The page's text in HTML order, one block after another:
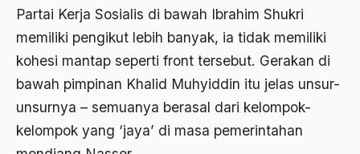
Partai Kerja Sosialis di bawah Ibrahim Shukri
memiliki pengikut lebih banyak, ia tidak memiliki
kohesi mantap seperti front tersebut. Gerakan di
bawah pimpinan Khalid Muhyiddin itu jelas unsur-
unsurnya – semuanya berasal dari kelompok-
kelompok yang ‘jaya’ di masa pemerintahan
2005
2004
2002
abdurrahman wahid
Abolisi
Aboulhasan Bani Sadr
Abu AMrin Ibnu Alla'